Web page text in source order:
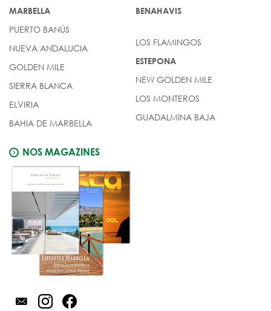
MARBELLA
PUERTO BANÚS
NUEVA ANDALUCIA
GOLDEN MILE
SIERRA BLANCA
ELVIRIA
BAHIA DE MARBELLA
BENAHAVIS
LOS FLAMINGOS
ESTEPONA
NEW GOLDEN MILE
LOS MONTEROS
GUADALMINA BAJA
NOS MAGAZINES